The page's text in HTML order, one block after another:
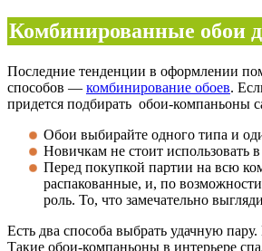
Комбинированные обои
Последние тенденции в оформлении
способов — комбинирование обоев.
придется подбирать обои-компаньоны
Обои выбирайте одного типа и
Новичкам не стоит использовать
Перед покупкой партии на всю
распакованные, и, по
роль. То, что замечательно
Есть два способа выбрать удачную
Такие обои-компаньоны в интерьере